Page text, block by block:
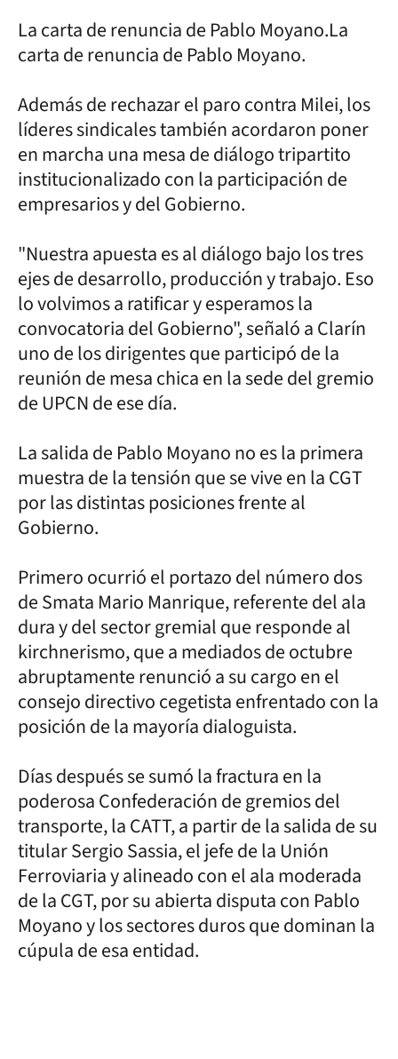
La carta de renuncia de Pablo Moyano.La
carta de renuncia de Pablo Moyano.
Además de rechazar el paro contra Milei, los
líderes sindicales también acordaron poner
en marcha una mesa de diálogo tripartito
institucionalizado con la participación de
empresarios y del Gobierno.
"Nuestra apuesta es al diálogo bajo los tres
ejes de desarrollo, producción y trabajo. Eso
lo volvimos a ratificar y esperamos la
convocatoria del Gobierno", señaló a Clarín
uno de los dirigentes que participó de la
reunión de mesa chica en la sede del gremio
de UPCN de ese día.
La salida de Pablo Moyano no es la primera
muestra de la tensión que se vive en la CGT
por las distintas posiciones frente al
Gobierno.
Primero ocurrió el portazo del número dos
de Smata Mario Manrique, referente del ala
dura y del sector gremial que responde al
kirchnerismo, que a mediados de octubre
abruptamente renunció a su cargo en el
consejo directivo cegetista enfrentado con la
posición de la mayoría dialoguista.
Días después se sumó la fractura en la
poderosa Confederación de gremios del
transporte, la CATT, a partir de la salida de su
titular Sergio Sassia, el jefe de la Unión
Ferroviaria y alineado con el ala moderada
de la CGT, por su abierta disputa con Pablo
Moyano y los sectores duros que dominan la
cúpula de esa entidad.